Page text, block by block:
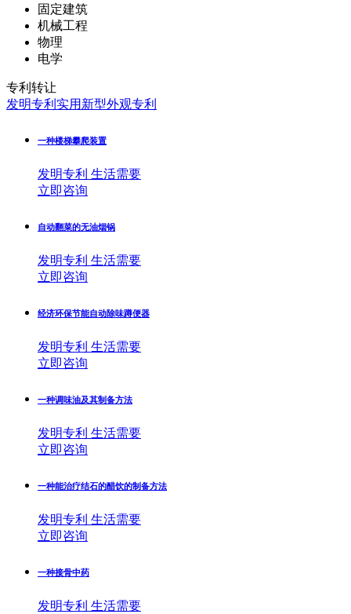
固定建筑
机械工程
物理
电学
专利转让
发明专利 实用新型外观专利
一种楼梯攀爬装置
发明专利 生活需要
立即咨询
自动翻菜的无油烟锅
发明专利 生活需要
立即咨询
经济环保节能自动除味蹲便器
发明专利 生活需要
立即咨询
一种调味油及其制备方法
发明专利 生活需要
立即咨询
一种能治疗结石的醋饮的制备方法
发明专利 生活需要
立即咨询
一种接骨中药
发明专利 生活需要